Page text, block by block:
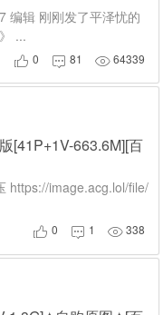
编辑 刚刚发了平泽忧的
...
 0  81 64339
[41P+1V-663.6M][百
https://image.acg.lol/file/
 0  1 338